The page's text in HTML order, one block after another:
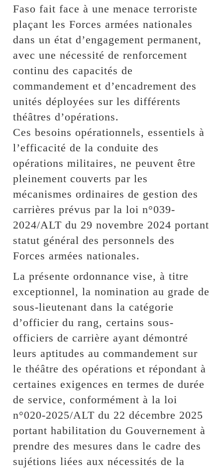
Faso fait face à une menace terroriste
plaçant les Forces armées nationales
dans un état d’engagement permanent,
avec une nécessité de renforcement
continu des capacités de
commandement et d’encadrement des
unités déployées sur les différents
théâtres d’opérations.
Ces besoins opérationnels, essentiels à
l’efficacité de la conduite des
opérations militaires, ne peuvent être
pleinement couverts par les
mécanismes ordinaires de gestion des
carrières prévus par la loi n°039-
2024/ALT du 29 novembre 2024 portant
statut général des personnels des
Forces armées nationales.
La présente ordonnance vise, à titre
exceptionnel, la nomination au grade de
sous-lieutenant dans la catégorie
d’officier du rang, certains sous-
officiers de carrière ayant démontré
leurs aptitudes au commandement sur
le théâtre des opérations et répondant à
certaines exigences en termes de durée
de service, conformément à la loi
n°020-2025/ALT du 22 décembre 2025
portant habilitation du Gouvernement à
prendre des mesures dans le cadre des
sujétions liées aux nécessités de la